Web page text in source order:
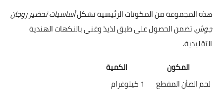
هذه المجموعة من المكونات الرئيسية تشكلأساسيات تحضير روجان
جوش. تضمن الحصول على طبق لذيذ وغني بالنكهات الهندية
التقليدية.
المكون
الكمية
لحم الضأن المقطع
1 كيلوغرام